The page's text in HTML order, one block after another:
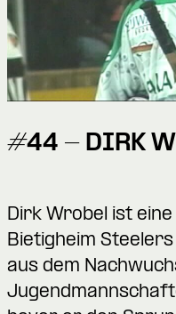
#44 - DIRK
Dirk Wrobel ist
Bietigheim
aus dem